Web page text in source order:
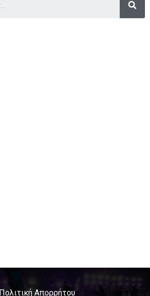
Πολιτική Απορρήτου